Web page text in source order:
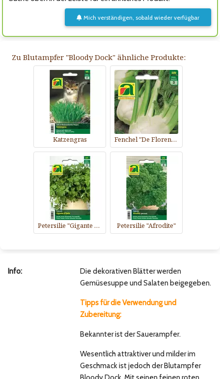
Mich verständigen, sobald wieder verfügbar
Zu Blutampfer "Bloody Dock" ähnliche Produkte:
Katzengras Fenchel "De Florencia"
Petersilie "Gigante d''Italia"' Petersilie "Afrodite"
Info:
Die dekorativen Blätter werden
Gemüsesuppe und Salaten beigegeben.
Tipps für die Verwendung und
Zubereitung:
Bekannter ist der Sauerampfer.
Wesentlich attraktiver und milder im
Geschmack ist jedoch der Blutampfer